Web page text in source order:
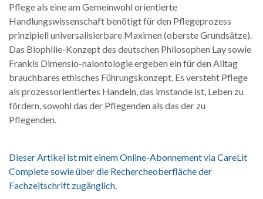
Pflege als eine am Gemeinwohl orientierte
Handlungswissenschaft benötigt für den Pflegeprozess
prinzipiell universalisierbare Maximen (oberste Grundsätze).
Das Biophilie-Konzept des deutschen Philosophen Lay sowie
Frankls Dimensio-nalontologie ergeben ein für den Alltag
brauchbares ethisches Führungskonzept. Es versteht Pflege
als prozessorientiertes Handeln, das imstande ist, Leben zu
fördern, sowohl das der Pflegenden als das der zu
Pflegenden.
Dieser Artikel ist mit einem Online-Abonnement via CareLit
Complete sowie über die Rechercheoberfläche der
Fachzeitschrift zugänglich.